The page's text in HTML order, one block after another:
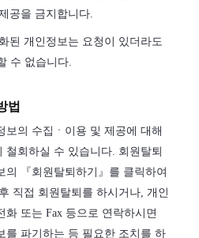
공을 금지합니다.
된 개인정보는 요청이 있더라도
수 없습니다.
법
보의 수집ㆍ이용 및 제공에 대해
철회하실 수 있습니다. 회원탈퇴
의 『회원탈퇴하기』를 클릭하여
직접 회원탈퇴를 하시거나, 개인
화 또는 Fax 등으로 연락하시면
를 파기하는 등 필요한 조치를 하